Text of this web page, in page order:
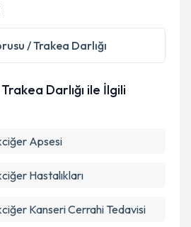
işlenmesine ilişkinAydınlatma
ve kişisel verilerimin belirtilen
kabul ediyorum.
Talebini Gönder
/ Trakea Darlığı
Darlığı ile İlgili
Apsesi
Hastalıkları
Kanseri Cerrahi Tedavisi